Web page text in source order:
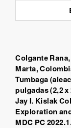
Colgante
Marta,
Tumbaga
pulgadas (2,2 x
Jay I. Kislak
Exploration
MDC PC